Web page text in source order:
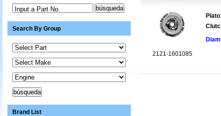
2121-1601085
Input a Part No.
Search By Group
Brand List